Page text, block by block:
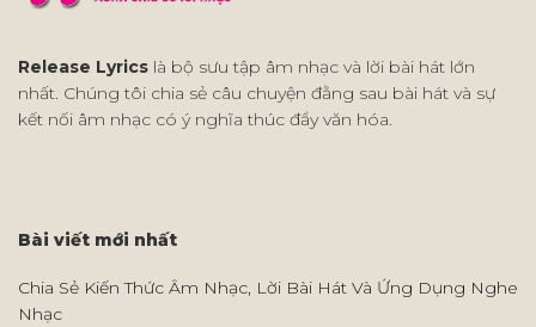
Release Lyrics là bộ sưu tập âm nhạc và lời bài hát lớn
nhất. Chúng tôi chia sẻ câu chuyện đằng sau bài hát và sự
kết nối âm nhạc có ý nghĩa thúc đẩy văn hóa.
Bài viết mới nhất
Chia Sẻ Kiến Thức Âm Nhạc, Lời Bài Hát Và Ứng Dụng Nghe
Nhạc